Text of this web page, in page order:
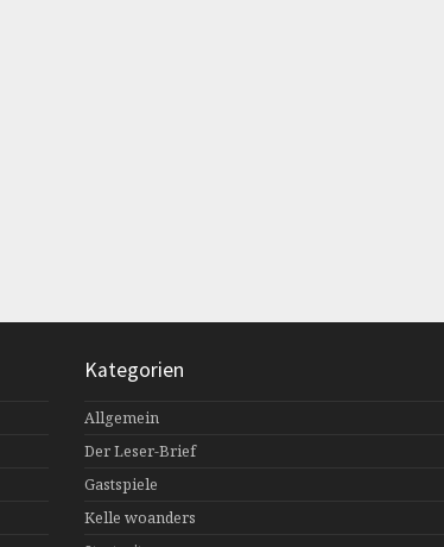
Kategorien
Allgemein
Der Leser-Brief
Gastspiele
Kelle woanders